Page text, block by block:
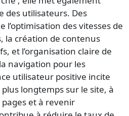
des utilisateurs. Des
l’optimisation des vitesses de
la création de contenus
et l’organisation claire de
navigation pour les
utilisateur positive incite
longtemps sur le site, à
et à revenir